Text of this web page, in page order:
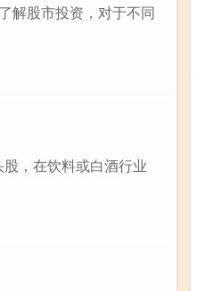
解股市投资，对于不同
，在饮料或白酒行业